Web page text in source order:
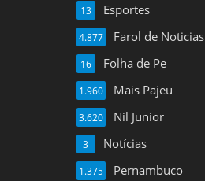
Esportes
13
Farol de Noticias
4.877
Folha de Pe
16
Mais Pajeu
1.960
Nil Junior
3.620
Notícias
3
Pernambuco
1.375